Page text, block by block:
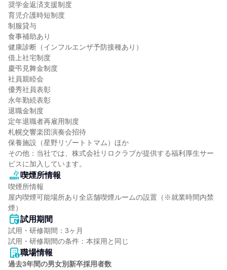
奨学金返済支援制度
育児介護時短制度
制服貸与
食事補助あり
健康診断（インフルエンザ予防接種あり）
借上社宅制度
慶弔見舞金制度
社員親睦会
優秀社員表彰
永年勤続表彰
退職金制度
定年退職者再雇用制度
札幌交響楽団演奏会招待
保養施設（星野リゾートトマム）ほか
その他：当社では、株式会社リロクラブが提供する福利厚生サー
ビスに加入しています。
喫煙所情報
喫煙所情報
屋内喫煙可能場所あり全店舗喫煙ルームの設置（※就業時間内禁
煙）
試用期間
試用・研修期間：3ヶ月
職場情報
過去3年間の男女別新卒採用者数